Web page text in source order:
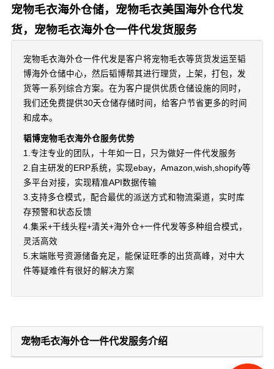
宠物毛衣海外仓储，宠物毛衣美国海外仓代发
货，宠物毛衣海外仓一件代发货服务
宠物毛衣海外仓一件代发是客户将宠物毛衣等货货发运至韬
博海外仓储中心，然后韬博帮其进行理货，上架，打包，发
货等一系列综合方案。在为客户提供优质仓储设施的同时，
我们还免费提供30天仓储存储时间，给客户节省更多的时间
和成本。
韬博宠物毛衣海外仓服务优势
1.专注专业的团队，十年如一日，只为做好一件代发服务
2.自主研发的ERP系统，实现ebay，Amazon,wish,shopify等
多平台对接，实现精准API数据传输
3.支持多仓模式，配合最优的派送方式和物流渠道，实时库
存预警和状态反馈
4.集采+干线头程+清关+海外仓+一件代发等多种组合模式，
灵活高效
5.末端账号资源储备充足，能保证旺季的出货高峰，对中大
件等疑难件有很好的解决方案
宠物毛衣海外仓一件代发服务介绍